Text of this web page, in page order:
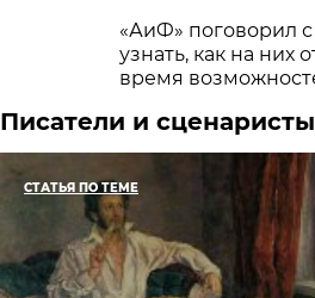
«АиФ» поговорил
узнать, как на них
время
Писатели и сценаристы
СТАТЬЯ ПО ТЕМЕ